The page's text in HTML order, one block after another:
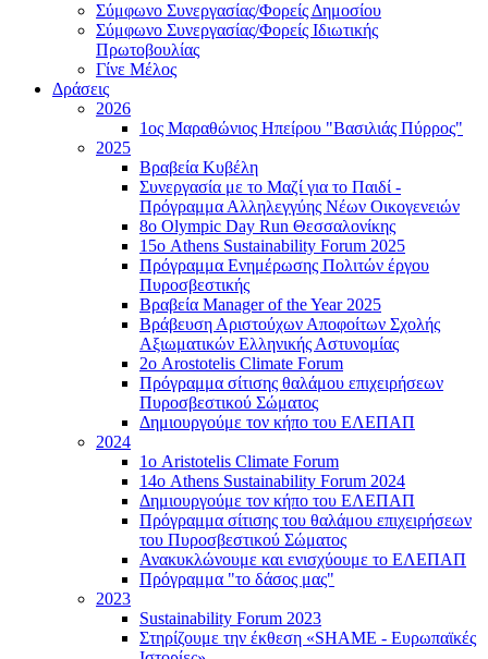
Σύμφωνο Συνεργασίας/Φορείς Δημοσίου
Σύμφωνο Συνεργασίας/Φορείς Ιδιωτικής
Πρωτοβουλίας
Γίνε Μέλος
Δράσεις
2026
1ος Μαραθώνιος Ηπείρου "Βασιλιάς Πύρρος"
2025
Βραβεία Κυβέλη
Συνεργασία με το Μαζί για το Παιδί -
Πρόγραμμα Αλληλεγγύης Νέων Οικογενειών
8ο Olympic Day Run Θεσσαλονίκης
15ο Athens Sustainability Forum 2025
Πρόγραμμα Ενημέρωσης Πολιτών έργου
Πυροσβεστικής
Βραβεία Manager of the Year 2025
Βράβευση Αριστούχων Αποφοίτων Σχολής
Αξιωματικών Ελληνικής Αστυνομίας
2ο Arostotelis Climate Forum
Πρόγραμμα σίτισης θαλάμου επιχειρήσεων
Πυροσβεστικού Σώματος
Δημιουργούμε τον κήπο του ΕΛΕΠΑΠ
2024
1ο Aristotelis Climate Forum
14ο Athens Sustainability Forum 2024
Δημιουργούμε τον κήπο του ΕΛΕΠΑΠ
Πρόγραμμα σίτισης του θαλάμου επιχειρήσεων
του Πυροσβεστικού Σώματος
Ανακυκλώνουμε και ενισχύουμε το ΕΛΕΠΑΠ
Πρόγραμμα "το δάσος μας"
2023
Sustainability Forum 2023
Στηρίζουμε την έκθεση «SHAME - Ευρωπαϊκές